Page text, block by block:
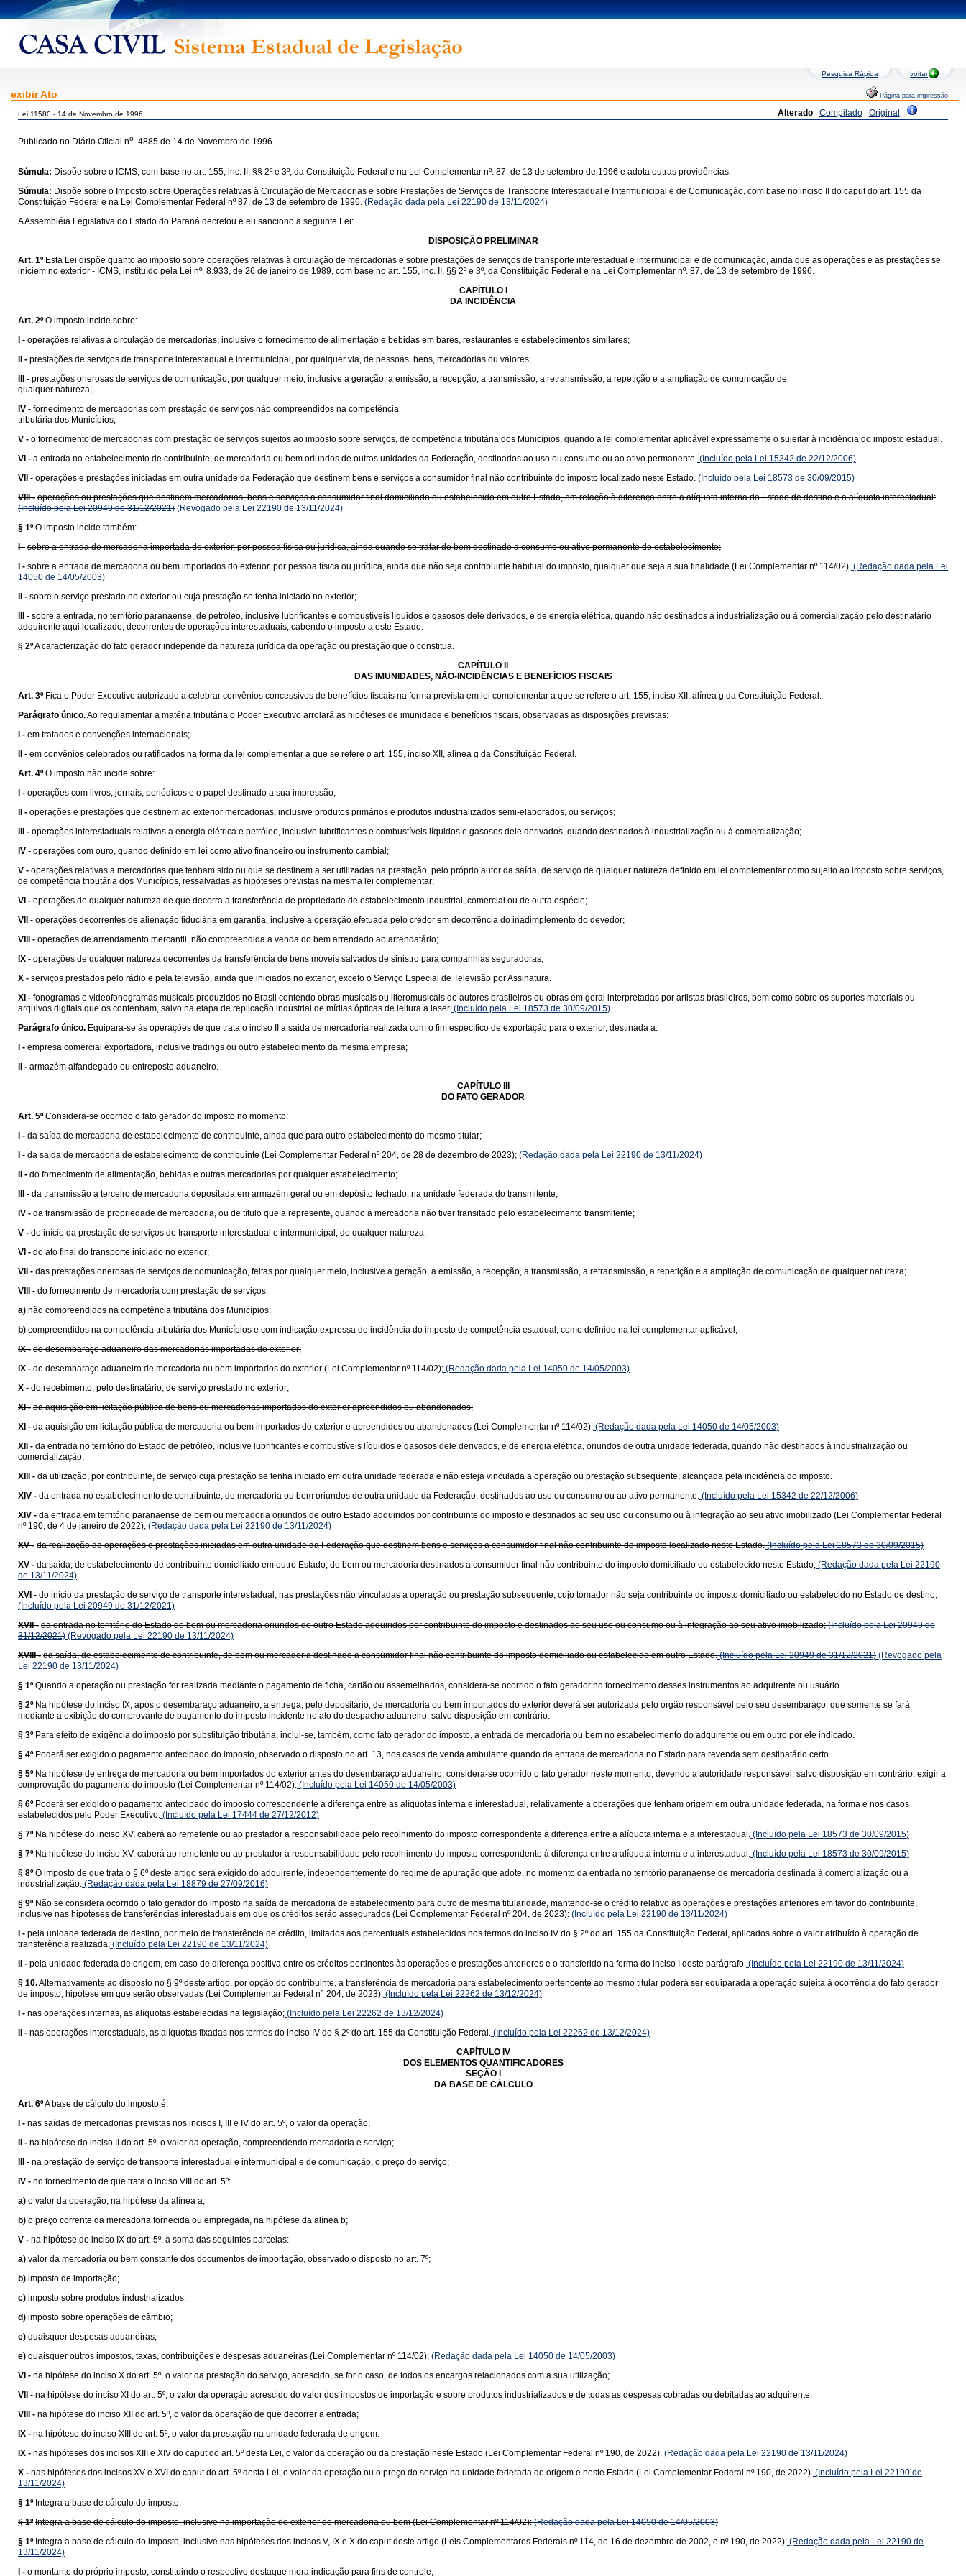
Pesquisa Rápida voltar
exibir Ato Página para impressão
Alterado Compilado Original
Lei 11580 - 14 de Novembro de 1996
Publicado no Diário Oficial no. 4885 de 14 de Novembro de 1996
Súmula: Dispõe sobre o ICMS, com base no art. 155, inc. II, §§ 2º e 3º, da Constituição Federal e na Lei Complementar nº. 87, de 13 de setembro de 1996 e adota outras providências.
Súmula: Dispõe sobre o Imposto sobre Operações relativas à Circulação de Mercadorias e sobre Prestações de Serviços de Transporte Interestadual e Intermunicipal e de Comunicação, com base no inciso II do caput do art. 155 da
Constituição Federal e na Lei Complementar Federal nº 87, de 13 de setembro de 1996. (Redação dada pela Lei 22190 de 13/11/2024)
A Assembléia Legislativa do Estado do Paraná decretou e eu sanciono a seguinte Lei:
DISPOSIÇÃO PRELIMINAR
Art. 1º Esta Lei dispõe quanto ao imposto sobre operações relativas à circulação de mercadorias e sobre prestações de serviços de transporte interestadual e intermunicipal e de comunicação, ainda que as operações e as prestações se
iniciem no exterior - ICMS, instituído pela Lei nº. 8.933, de 26 de janeiro de 1989, com base no art. 155, inc. II, §§ 2º e 3º, da Constituição Federal e na Lei Complementar nº. 87, de 13 de setembro de 1996.
CAPÍTULO I
DA INCIDÊNCIA
Art. 2º O imposto incide sobre:
I - operações relativas à circulação de mercadorias, inclusive o fornecimento de alimentação e bebidas em bares, restaurantes e estabelecimentos similares;
II - prestações de serviços de transporte interestadual e intermunicipal, por qualquer via, de pessoas, bens, mercadorias ou valores;
III - prestações onerosas de serviços de comunicação, por qualquer meio, inclusive a geração, a emissão, a recepção, a transmissão, a retransmissão, a repetição e a ampliação de comunicação de
qualquer natureza;
IV - fornecimento de mercadorias com prestação de serviços não compreendidos na competência
tributária dos Municípios;
V - o fornecimento de mercadorias com prestação de serviços sujeitos ao imposto sobre serviços, de competência tributária dos Municípios, quando a lei complementar aplicável expressamente o sujeitar à incidência do imposto estadual.
VI - a entrada no estabelecimento de contribuinte, de mercadoria ou bem oriundos de outras unidades da Federação, destinados ao uso ou consumo ou ao ativo permanente. (Incluído pela Lei 15342 de 22/12/2006)
VII - operações e prestações iniciadas em outra unidade da Federação que destinem bens e serviços a consumidor final não contribuinte do imposto localizado neste Estado. (Incluído pela Lei 18573 de 30/09/2015)
VIII - operações ou prestações que destinem mercadorias, bens e serviços a consumidor final domiciliado ou estabelecido em outro Estado, em relação à diferença entre a alíquota interna do Estado de destino e a alíquota interestadual:
(Incluído pela Lei 20949 de 31/12/2021) (Revogado pela Lei 22190 de 13/11/2024)
§ 1º O imposto incide também:
I - sobre a entrada de mercadoria importada do exterior, por pessoa física ou jurídica, ainda quando se tratar de bem destinado a consumo ou ativo permanente do estabelecimento;
I - sobre a entrada de mercadoria ou bem importados do exterior, por pessoa física ou jurídica, ainda que não seja contribuinte habitual do imposto, qualquer que seja a sua finalidade (Lei Complementar nº 114/02); (Redação dada pela Lei
14050 de 14/05/2003)
II - sobre o serviço prestado no exterior ou cuja prestação se tenha iniciado no exterior;
III - sobre a entrada, no território paranaense, de petróleo, inclusive lubrificantes e combustíveis líquidos e gasosos dele derivados, e de energia elétrica, quando não destinados à industrialização ou à comercialização pelo destinatário
adquirente aqui localizado, decorrentes de operações interestaduais, cabendo o imposto a este Estado.
§ 2ºA caracterização do fato gerador independe da natureza jurídica da operação ou prestação que o constitua.
CAPÍTULO II
DAS IMUNIDADES, NÃO-INCIDÊNCIAS E BENEFÍCIOS FISCAIS
Art. 3º Fica o Poder Executivo autorizado a celebrar convênios concessivos de benefícios fiscais na forma prevista em lei complementar a que se refere o art. 155, inciso XII, alínea g da Constituição Federal.
Parágrafo único.Ao regulamentar a matéria tributária o Poder Executivo arrolará as hipóteses de imunidade e benefícios fiscais, observadas as disposições previstas:
I - em tratados e convenções internacionais;
II - em convênios celebrados ou ratificados na forma da lei complementar a que se refere o art. 155, inciso XII, alínea g da Constituição Federal.
Art. 4º O imposto não incide sobre:
I - operações com livros, jornais, periódicos e o papel destinado a sua impressão;
II - operações e prestações que destinem ao exterior mercadorias, inclusive produtos primários e produtos industrializados semi-elaborados, ou serviços;
III - operações interestaduais relativas a energia elétrica e petróleo, inclusive lubrificantes e combustíveis líquidos e gasosos dele derivados, quando destinados à industrialização ou à comercialização;
IV - operações com ouro, quando definido em lei como ativo financeiro ou instrumento cambial;
V - operações relativas a mercadorias que tenham sido ou que se destinem a ser utilizadas na prestação, pelo próprio autor da saída, de serviço de qualquer natureza definido em lei complementar como sujeito ao imposto sobre serviços,
de competência tributária dos Municípios, ressalvadas as hipóteses previstas na mesma lei complementar;
VI - operações de qualquer natureza de que decorra a transferência de propriedade de estabelecimento industrial, comercial ou de outra espécie;
VII - operações decorrentes de alienação fiduciária em garantia, inclusive a operação efetuada pelo credor em decorrência do inadimplemento do devedor;
VIII - operações de arrendamento mercantil, não compreendida a venda do bem arrendado ao arrendatário;
IX - operações de qualquer natureza decorrentes da transferência de bens móveis salvados de sinistro para companhias seguradoras;
X - serviços prestados pelo rádio e pela televisão, ainda que iniciados no exterior, exceto o Serviço Especial de Televisão por Assinatura.
XI - fonogramas e videofonogramas musicais produzidos no Brasil contendo obras musicais ou literomusicais de autores brasileiros ou obras em geral interpretadas por artistas brasileiros, bem como sobre os suportes materiais ou
arquivos digitais que os contenham, salvo na etapa de replicação industrial de mídias ópticas de leitura a laser. (Incluído pela Lei 18573 de 30/09/2015)
Parágrafo único. Equipara-se às operações de que trata o inciso II a saída de mercadoria realizada com o fim específico de exportação para o exterior, destinada a:
I - empresa comercial exportadora, inclusive tradings ou outro estabelecimento da mesma empresa;
II - armazém alfandegado ou entreposto aduaneiro.
CAPÍTULO III
DO FATO GERADOR
Art. 5º Considera-se ocorrido o fato gerador do imposto no momento:
I - da saída de mercadoria de estabelecimento de contribuinte, ainda que para outro estabelecimento do mesmo titular;
I - da saída de mercadoria de estabelecimento de contribuinte (Lei Complementar Federal nº 204, de 28 de dezembro de 2023); (Redação dada pela Lei 22190 de 13/11/2024)
II - do fornecimento de alimentação, bebidas e outras mercadorias por qualquer estabelecimento;
III - da transmissão a terceiro de mercadoria depositada em armazém geral ou em depósito fechado, na unidade federada do transmitente;
IV - da transmissão de propriedade de mercadoria, ou de título que a represente, quando a mercadoria não tiver transitado pelo estabelecimento transmitente;
V - do início da prestação de serviços de transporte interestadual e intermunicipal, de qualquer natureza;
VI - do ato final do transporte iniciado no exterior;
VII - das prestações onerosas de serviços de comunicação, feitas por qualquer meio, inclusive a geração, a emissão, a recepção, a transmissão, a retransmissão, a repetição e a ampliação de comunicação de qualquer natureza;
VIII - do fornecimento de mercadoria com prestação de serviços:
a) não compreendidos na competência tributária dos Municípios;
b) compreendidos na competência tributária dos Municípios e com indicação expressa de incidência do imposto de competência estadual, como definido na lei complementar aplicável;
IX - do desembaraço aduaneiro das mercadorias importadas do exterior;
IX - do desembaraço aduaneiro de mercadoria ou bem importados do exterior (Lei Complementar nº 114/02); (Redação dada pela Lei 14050 de 14/05/2003)
X - do recebimento, pelo destinatário, de serviço prestado no exterior;
XI - da aquisição em licitação pública de bens ou mercadorias importados do exterior apreendidos ou abandonados;
XI - da aquisição em licitação pública de mercadoria ou bem importados do exterior e apreendidos ou abandonados (Lei Complementar nº 114/02); (Redação dada pela Lei 14050 de 14/05/2003)
XII - da entrada no território do Estado de petróleo, inclusive lubrificantes e combustíveis líquidos e gasosos dele derivados, e de energia elétrica, oriundos de outra unidade federada, quando não destinados à industrialização ou
comercialização;
XIII - da utilização, por contribuinte, de serviço cuja prestação se tenha iniciado em outra unidade federada e não esteja vinculada a operação ou prestação subseqüente, alcançada pela incidência do imposto.
XIV - da entrada no estabelecimento de contribuinte, de mercadoria ou bem oriundos de outra unidade da Federação, destinados ao uso ou consumo ou ao ativo permanente.(Incluído pela Lei 15342 de 22/12/2006)
XIV - da entrada em território paranaense de bem ou mercadoria oriundos de outro Estado adquiridos por contribuinte do imposto e destinados ao seu uso ou consumo ou à integração ao seu ativo imobilizado (Lei Complementar Federal
nº 190, de 4 de janeiro de 2022); (Redação dada pela Lei 22190 de 13/11/2024)
XV - da realização de operações e prestações iniciadas em outra unidade da Federação que destinem bens e serviços a consumidor final não contribuinte do imposto localizado neste Estado.(Incluído pela Lei 18573 de 30/09/2015)
XV - da saída, de estabelecimento de contribuinte domiciliado em outro Estado, de bem ou mercadoria destinados a consumidor final não contribuinte do imposto domiciliado ou estabelecido neste Estado; (Redação dada pela Lei 22190
de 13/11/2024)
XVI - do início da prestação de serviço de transporte interestadual, nas prestações não vinculadas a operação ou prestação subsequente, cujo tomador não seja contribuinte do imposto domiciliado ou estabelecido no Estado de destino;
(Incluído pela Lei 20949 de 31/12/2021)
XVII - da entrada no território do Estado de bem ou mercadoria oriundos de outro Estado adquiridos por contribuinte do imposto e destinados ao seu uso ou consumo ou à integração ao seu ativo imobilizado;(Incluído pela Lei 20949 de
31/12/2021) (Revogado pela Lei 22190 de 13/11/2024)
XVIII - da saída, de estabelecimento de contribuinte, de bem ou mercadoria destinado a consumidor final não contribuinte do imposto domiciliado ou estabelecido em outro Estado.(Incluído pela Lei 20949 de 31/12/2021) (Revogado pela
Lei 22190 de 13/11/2024)
§ 1º Quando a operação ou prestação for realizada mediante o pagamento de ficha, cartão ou assemelhados, considera-se ocorrido o fato gerador no fornecimento desses instrumentos ao adquirente ou usuário.
§ 2º Na hipótese do inciso IX, após o desembaraço aduaneiro, a entrega, pelo depositário, de mercadoria ou bem importados do exterior deverá ser autorizada pelo órgão responsável pelo seu desembaraço, que somente se fará
mediante a exibição do comprovante de pagamento do imposto incidente no ato do despacho aduaneiro, salvo disposição em contrário.
§ 3º Para efeito de exigência do imposto por substituição tributária, inclui-se, também, como fato gerador do imposto, a entrada de mercadoria ou bem no estabelecimento do adquirente ou em outro por ele indicado.
§ 4º Poderá ser exigido o pagamento antecipado do imposto, observado o disposto no art. 13, nos casos de venda ambulante quando da entrada de mercadoria no Estado para revenda sem destinatário certo.
§ 5º Na hipótese de entrega de mercadoria ou bem importados do exterior antes do desembaraço aduaneiro, considera-se ocorrido o fato gerador neste momento, devendo a autoridade responsável, salvo disposição em contrário, exigir a
comprovação do pagamento do imposto (Lei Complementar nº 114/02). (Incluído pela Lei 14050 de 14/05/2003)
§ 6º Poderá ser exigido o pagamento antecipado do imposto correspondente à diferença entre as alíquotas interna e interestadual, relativamente a operações que tenham origem em outra unidade federada, na forma e nos casos
estabelecidos pelo Poder Executivo. (Incluído pela Lei 17444 de 27/12/2012)
§ 7º Na hipótese do inciso XV, caberá ao remetente ou ao prestador a responsabilidade pelo recolhimento do imposto correspondente à diferença entre a alíquota interna e a interestadual. (Incluído pela Lei 18573 de 30/09/2015)
§ 7º Na hipótese do inciso XV, caberá ao remetente ou ao prestador a responsabilidade pelo recolhimento do imposto correspondente à diferença entre a alíquota interna e a interestadual.(Incluído pela Lei 18573 de 30/09/2015)
§ 8º O imposto de que trata o § 6º deste artigo será exigido do adquirente, independentemente do regime de apuração que adote, no momento da entrada no território paranaense de mercadoria destinada à comercialização ou à
industrialização. (Redação dada pela Lei 18879 de 27/09/2016)
§ 9º Não se considera ocorrido o fato gerador do imposto na saída de mercadoria de estabelecimento para outro de mesma titularidade, mantendo-se o crédito relativo às operações e prestações anteriores em favor do contribuinte,
inclusive nas hipóteses de transferências interestaduais em que os créditos serão assegurados (Lei Complementar Federal nº 204, de 2023): (Incluído pela Lei 22190 de 13/11/2024)
I - pela unidade federada de destino, por meio de transferência de crédito, limitados aos percentuais estabelecidos nos termos do inciso IV do § 2º do art. 155 da Constituição Federal, aplicados sobre o valor atribuído à operação de
transferência realizada; (Incluído pela Lei 22190 de 13/11/2024)
II - pela unidade federada de origem, em caso de diferença positiva entre os créditos pertinentes às operações e prestações anteriores e o transferido na forma do inciso I deste parágrafo. (Incluído pela Lei 22190 de 13/11/2024)
§ 10.Alternativamente ao disposto no § 9º deste artigo, por opção do contribuinte, a transferência de mercadoria para estabelecimento pertencente ao mesmo titular poderá ser equiparada à operação sujeita à ocorrência do fato gerador
de imposto, hipótese em que serão observadas (Lei Complementar Federal n° 204, de 2023): (Incluído pela Lei 22262 de 13/12/2024)
I - nas operações internas, as alíquotas estabelecidas na legislação; (Incluído pela Lei 22262 de 13/12/2024)
II - nas operações interestaduais, as alíquotas fixadas nos termos do inciso IV do § 2º do art. 155 da Constituição Federal. (Incluído pela Lei 22262 de 13/12/2024)
CAPÍTULO IV
DOS ELEMENTOS QUANTIFICADORES
SEÇÃO I
DA BASE DE CÁLCULO
Art. 6ºA base de cálculo do imposto é:
I - nas saídas de mercadorias previstas nos incisos I, III e IV do art. 5º, o valor da operação;
II - na hipótese do inciso II do art. 5º, o valor da operação, compreendendo mercadoria e serviço;
III - na prestação de serviço de transporte interestadual e intermunicipal e de comunicação, o preço do serviço;
IV - no fornecimento de que trata o inciso VIII do art. 5º:
a) o valor da operação, na hipótese da alínea a;
b) o preço corrente da mercadoria fornecida ou empregada, na hipótese da alínea b;
V - na hipótese do inciso IX do art. 5º, a soma das seguintes parcelas:
a) valor da mercadoria ou bem constante dos documentos de importação, observado o disposto no art. 7º;
b) imposto de importação;
c) imposto sobre produtos industrializados;
d) imposto sobre operações de câmbio;
e) quaisquer despesas aduaneiras;
e) quaisquer outros impostos, taxas, contribuições e despesas aduaneiras (Lei Complementar nº 114/02); (Redação dada pela Lei 14050 de 14/05/2003)
VI - na hipótese do inciso X do art. 5º, o valor da prestação do serviço, acrescido, se for o caso, de todos os encargos relacionados com a sua utilização;
VII - na hipótese do inciso XI do art. 5º, o valor da operação acrescido do valor dos impostos de importação e sobre produtos industrializados e de todas as despesas cobradas ou debitadas ao adquirente;
VIII - na hipótese do inciso XII do art. 5º, o valor da operação de que decorrer a entrada;
IX - na hipótese do inciso XIII do art. 5º, o valor da prestação na unidade federada de origem.
IX - nas hipóteses dos incisos XIII e XIV do caput do art. 5º desta Lei, o valor da operação ou da prestação neste Estado (Lei Complementar Federal nº 190, de 2022). (Redação dada pela Lei 22190 de 13/11/2024)
X - nas hipóteses dos incisos XV e XVI do caput do art. 5º desta Lei, o valor da operação ou o preço do serviço na unidade federada de origem e neste Estado (Lei Complementar Federal nº 190, de 2022). (Incluído pela Lei 22190 de
13/11/2024)
§ 1º Integra a base de cálculo do imposto:
§ 1º Integra a base de cálculo do imposto, inclusive na importação do exterior de mercadoria ou bem (Lei Complementar nº 114/02):(Redação dada pela Lei 14050 de 14/05/2003)
§ 1º Integra a base de cálculo do imposto, inclusive nas hipóteses dos incisos V, IX e X do caput deste artigo (Leis Complementares Federais nº 114, de 16 de dezembro de 2002, e nº 190, de 2022): (Redação dada pela Lei 22190 de
13/11/2024)
I - o montante do próprio imposto, constituindo o respectivo destaque mera indicação para fins de controle;